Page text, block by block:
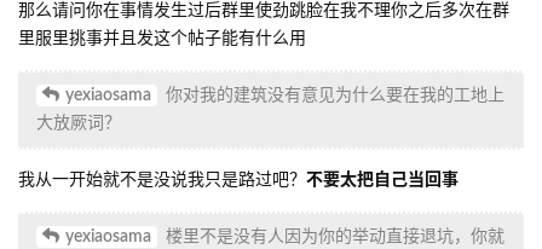
那么请问你在事情发生过后群里使劲跳脸在我不理你之后多次在群
里服里挑事并且发这个帖子能有什么用
yexiaosama
你对我的建筑没有意见为什么要在我的工地上
大放厥词？
我从一开始就不是没说我只是路过吧？ 不要太把自己当回事
yexiaosama
楼里不是没有人因为你的举动直接退坑，你就